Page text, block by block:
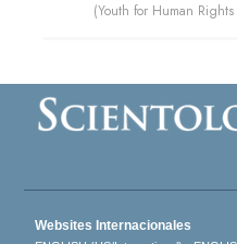
(Youth for Human
Websites Internacionales